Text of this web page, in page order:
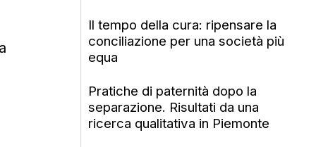
Il tempo della cura: ripensare la
conciliazione per una società più
equa
Pratiche di paternità dopo la
separazione. Risultati da una
ricerca qualitativa in Piemonte